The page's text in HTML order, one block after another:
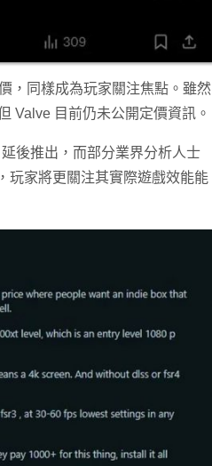
，同樣成為玩家關注焦點。雖然
Valve 目前仍未公開定價資訊。
後推出，而部分業界分析人士
玩家將更關注其實際遊戲效能能